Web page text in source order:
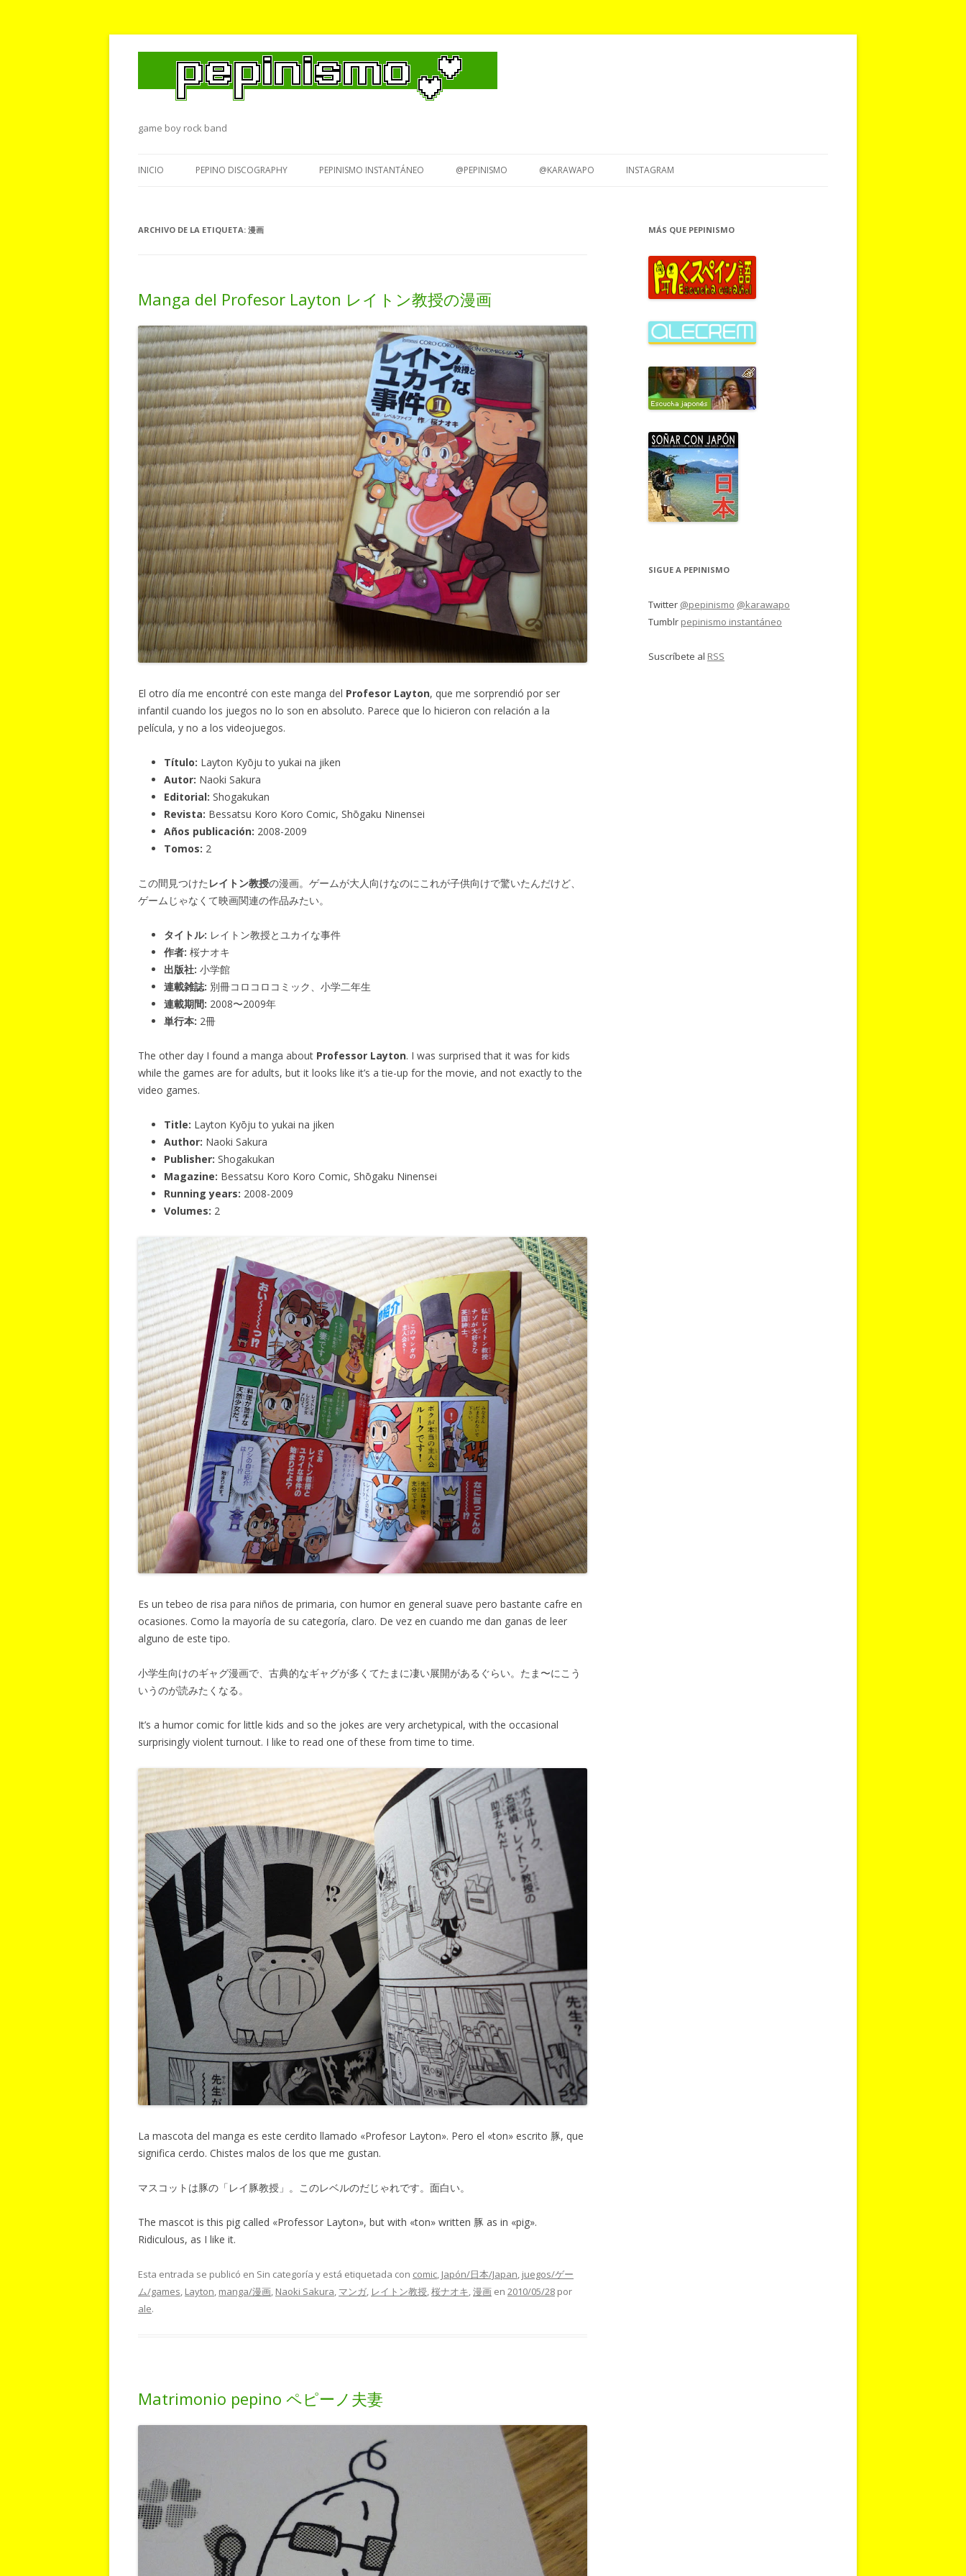
game boy rock band
al
INICIO PEPINO DISCOGRAPHY PEPINISMO INSTANTÁNEO @PEPINISMO @KARAWAPO INSTAGRAM
ARCHIVO DE LA ETIQUETA: 漫画
Manga del Profesor Layton レイトン教授の漫画
El otro día me encontré con este manga del Profesor Layton, que me sorprendió por ser
infantil cuando los juegos no lo son en absoluto. Parece que lo hicieron con relación a la
película, y no a los videojuegos.
Título: Layton Kyōju to yukai na jiken
Autor: Naoki Sakura
Editorial: Shogakukan
Revista: Bessatsu Koro Koro Comic, Shōgaku Ninensei
Años publicación: 2008-2009
Tomos: 2
この間見つけた レイトン教授の漫画。ゲームが大人向けなのにこれが子供向けで驚いたんだけど、
ゲームじゃなくて映画関連の作品みたい。
タイトル: レイトン教授とユカイな事件
作者: 桜ナオキ
出版社: 小学館
連載雑誌: 別冊コロコロコミック、小学二年生
連載期間: 2008〜2009年
単行本: 2冊
The other day I found a manga about Professor Layton. I was surprised that it was for kids
while the games are for adults, but it looks like it’s a tie-up for the movie, and not exactly to the
video games.
Title: Layton Kyōju to yukai na jiken
Author: Naoki Sakura
Publisher: Shogakukan
Magazine: Bessatsu Koro Koro Comic, Shōgaku Ninensei
Running years: 2008-2009
Volumes: 2
Es un tebeo de risa para niños de primaria, con humor en general suave pero bastante cafre en
ocasiones. Como la mayoría de su categoría, claro. De vez en cuando me dan ganas de leer
alguno de este tipo.
小学生向けのギャグ漫画で、古典的なギャグが多くてたまに凄い展開があるぐらい。たま〜にこう
いうのが読みたくなる。
It’s a humor comic for little kids and so the jokes are very archetypical, with the occasional
surprisingly violent turnout. I like to read one of these from time to time.
La mascota del manga es este cerdito llamado «Profesor Layton». Pero el «ton» escrito 豚, que
significa cerdo. Chistes malos de los que me gustan.
マスコットは豚の「レイ豚教授」。このレベルのだじゃれです。面白い。
The mascot is this pig called «Professor Layton», but with «ton» written 豚 as in «pig».
Ridiculous, as I like it.
Esta entrada se publicó en Sin categoría y está etiquetada con comic, Japón/日本/Japan, juegos/ゲー
ム/games, Layton, manga/漫画, Naoki Sakura, マンガ, レイトン教授,桜ナオキ,漫画 en 2010/05/28 por
ale.
Matrimonio pepino ペピーノ夫妻
MÁS QUE PEPINISMO
SIGUE A PEPINISMO
Twitter @pepinismo @karawapo
Tumblr pepinismo instantáneo
Suscríbete al RSS